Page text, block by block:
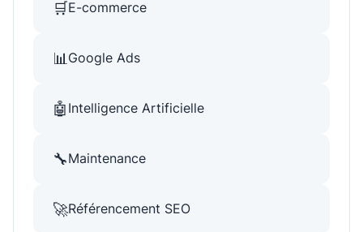
🛒E-commerce
📊 Google Ads
🤖 Intelligence Artificielle
🔧Maintenance
🚀Référencement SEO